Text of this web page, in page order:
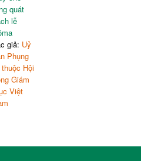
tuyên xưng lại thề hứa hôn
viên ngoại thường
86.
tại tư gia không?
quát
lễ
giả: Uỷ
Phụng
Hội
Giám
Việt